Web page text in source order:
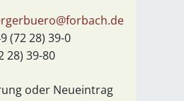
(7228) 39-0
28) 39-80
oder Neueintrag